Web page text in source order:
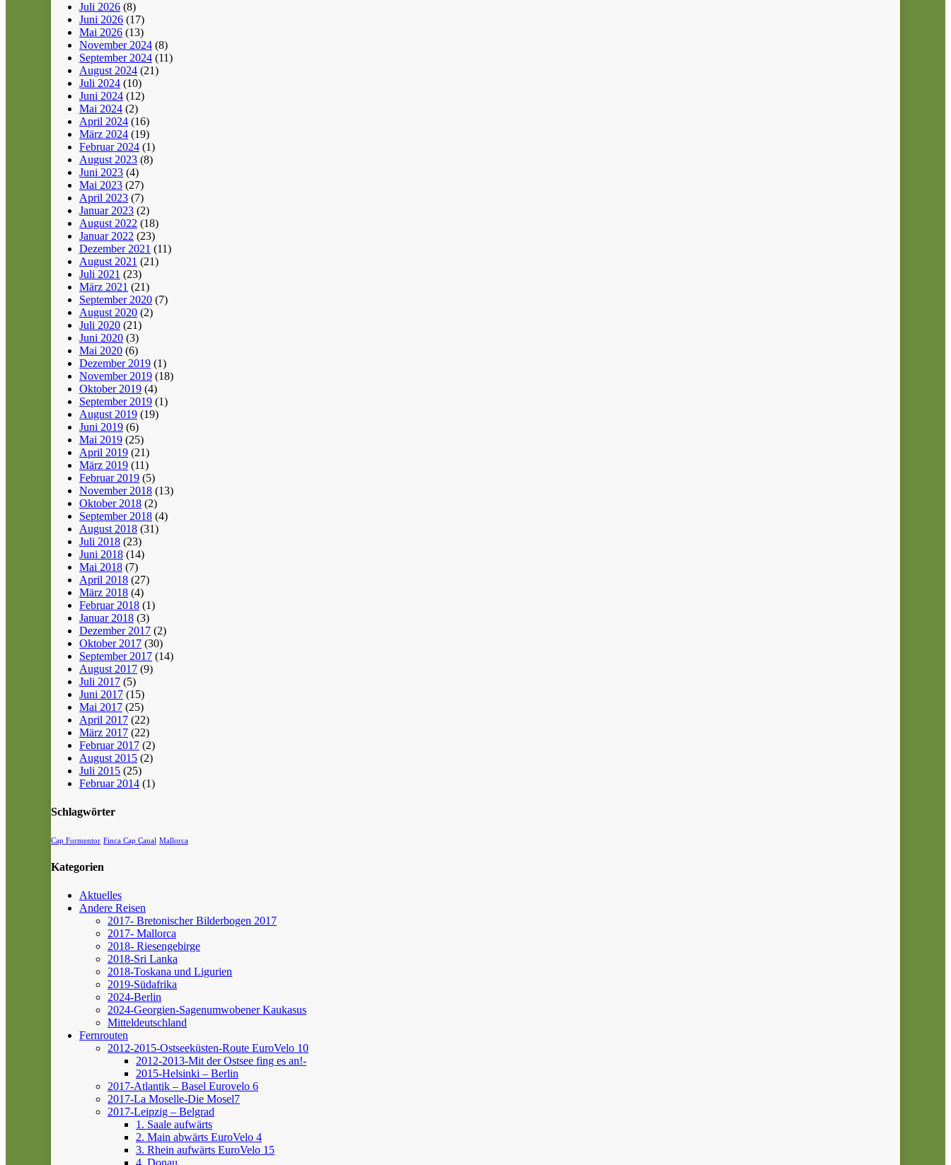
Juli 2026 (8)
Juni 2026 (17)
Mai 2026 (13)
November 2024 (8)
September 2024 (11)
August 2024 (21)
Juli 2024 (10)
Juni 2024 (12)
Mai 2024 (2)
April 2024 (16)
März 2024 (19)
Februar 2024 (1)
August 2023 (8)
Juni 2023 (4)
Mai 2023 (27)
April 2023 (7)
Januar 2023 (2)
August 2022 (18)
Januar 2022 (23)
Dezember 2021 (11)
August 2021 (21)
Juli 2021 (23)
März 2021 (21)
September 2020 (7)
August 2020 (2)
Juli 2020 (21)
Juni 2020 (3)
Mai 2020 (6)
Dezember 2019 (1)
November 2019 (18)
Oktober 2019 (4)
September 2019 (1)
August 2019 (19)
Juni 2019 (6)
Mai 2019 (25)
April 2019 (21)
März 2019 (11)
Februar 2019 (5)
November 2018 (13)
Oktober 2018 (2)
September 2018 (4)
August 2018 (31)
Juli 2018 (23)
Juni 2018 (14)
Mai 2018 (7)
April 2018 (27)
März 2018 (4)
Februar 2018 (1)
Januar 2018 (3)
Dezember 2017 (2)
Oktober 2017 (30)
September 2017 (14)
August 2017 (9)
Juli 2017 (5)
Juni 2017 (15)
Mai 2017 (25)
April 2017 (22)
März 2017 (22)
Februar 2017 (2)
August 2015 (2)
Juli 2015 (25)
Februar 2014 (1)
Schlagwörter
Cap Formentor Finca Cap Canal Mallorca
Kategorien
Aktuelles
Andere Reisen
2017- Bretonischer Bilderbogen 2017
2017- Mallorca
2018- Riesengebirge
2018-Sri Lanka
2018-Toskana und Ligurien
2019-Südafrika
2024-Berlin
2024-Georgien-Sagenumwobener Kaukasus
Mitteldeutschland
Fernrouten
2012-2015-Ostseeküsten-Route EuroVelo 10
2012-2013-Mit der Ostsee fing es an!-
2015-Helsinki – Berlin
2017-Atlantik – Basel Eurovelo 6
2017-La Moselle-Die Mosel7
2017-Leipzig – Belgrad
1. Saale aufwärts
2. Main abwärts EuroVelo 4
3. Rhein aufwärts EuroVelo 15
4. Donau